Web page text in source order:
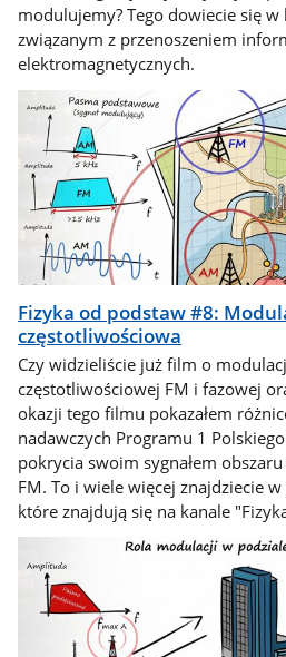
modulujemy? Tego dowiecie się
związanym z przenoszeniem
elektromagnetycznych.
Fizyka od podstaw #8:
częstotliwościowa
Czy widzieliście już film o
częstotliwościowej FM i fazowej
okazji tego filmu pokazałem
nadawczych Programu 1
pokrycia swoim sygnałem
FM. To i wiele więcej znajdziecie
które znajdują się na kanale